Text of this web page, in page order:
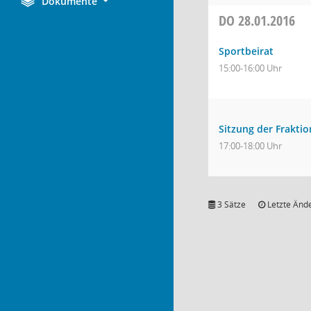
DO 28.01.2016
Sportbeirat
15:00-16:00 Uhr
Sitzung der
17:00-18:00 Uhr
3 Sätze Letzte